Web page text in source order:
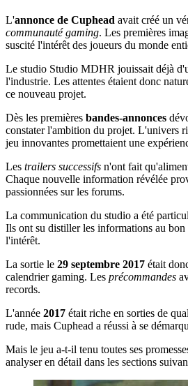
L'annonce de Cuphead avait créé un
communauté gaming. Les premières
suscité l'intérêt des joueurs du monde
Le studio Studio MDHR jouissait déjà
l'industrie. Les attentes étaient donc
ce nouveau projet.
Dès les premières bandes-annonces
constater l'ambition du projet. L'univers
jeu innovantes promettaient une
Les trailers successifs n'ont fait
Chaque nouvelle information révélée
passionnées sur les forums.
La communication du studio a été
Ils ont su distiller les informations au
l'intérêt.
La sortie le 29 septembre 2017 était
calendrier gaming. Les précommandes
records.
L'année 2017 était riche en sorties de
rude, mais Cuphead a réussi à se
Mais le jeu a-t-il tenu toutes ses
analyser en détail dans les sections